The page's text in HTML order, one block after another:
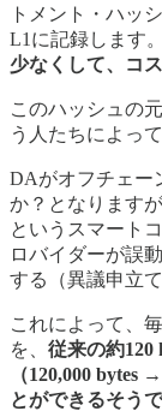
トメント・ハッ
L1に記録します。
少なくして、コ
このハッシュの
う人たちによっ
DAがオフチェー
か？となります
というスマート
ロバイダーが誤
する（異議申立
これによって、
を、 従来の約120
（120,000 bytes
とができるそうで